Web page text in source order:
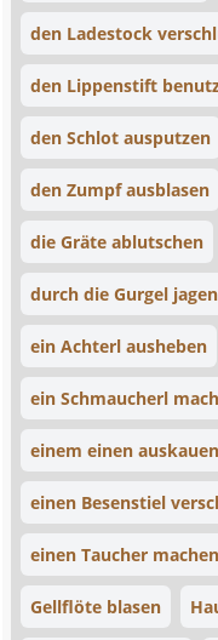
den Ladestock
den Lippenstift
den Schlot ausputzen
den Zumpf ausblasen
die Gräte ablutschen
durch die Gurgel jagen
ein Achterl ausheben
ein Schmaucherl
einem einen auskauen
einen Besenstiel
einen Taucher machen
Gellflöte blasen